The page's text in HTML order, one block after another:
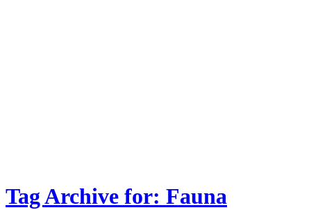
Tag Archive for: Fauna